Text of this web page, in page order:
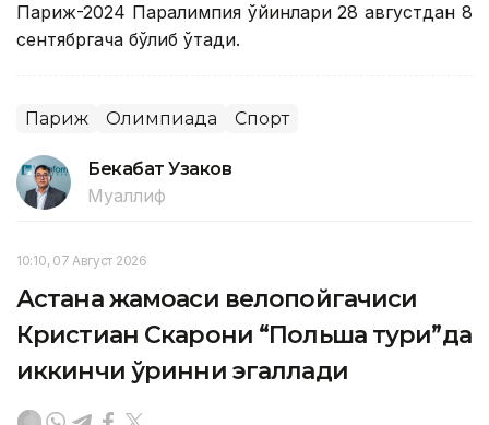
Париж-2024 Паралимпия ўйинлари 28 августдан 8
сентябргача бўлиб ўтади.
Париж Олимпиада Спорт
Бекабат Узаков
Муаллиф
10:10, 07 Август 2026
Астана жамоаси велопойгачиси
Кристиан Скарони “Польша тури”да
иккинчи ўринни эгаллади